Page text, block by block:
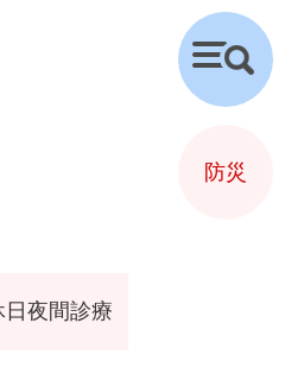
日夜間診療
検
索
防災